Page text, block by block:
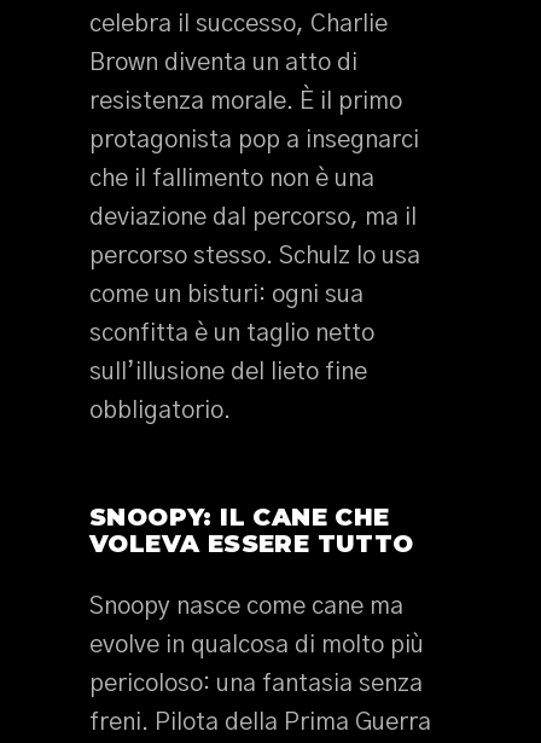
celebra il successo, Charlie
Brown diventa un atto di
resistenza morale. È il primo
protagonista pop a insegnarci
che il fallimento non è una
deviazione dal percorso, ma il
percorso stesso. Schulz lo usa
come un bisturi: ogni sua
sconfitta è un taglio netto
sull’illusione del lieto fine
obbligatorio.
SNOOPY: IL CANE CHE
VOLEVA ESSERE TUTTO
Snoopy nasce come cane ma
evolve in qualcosa di molto più
pericoloso: una fantasia senza
freni. Pilota della Prima Guerra